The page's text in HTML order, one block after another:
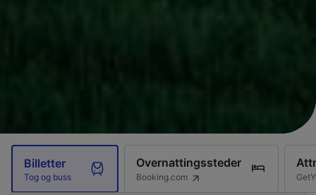
Billetter
Tog og buss
Overnattingssteder
Booking.com